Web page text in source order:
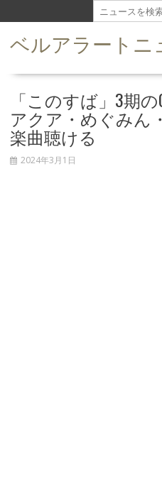
k
ベルアラートニ
「このすば」3期の
アクア・めぐみん
楽曲聴ける
2024年3月1日